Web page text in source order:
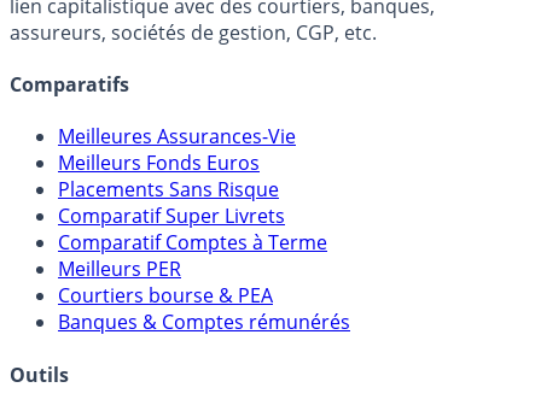
lien capitalistique avec des courtiers, banques,
assureurs, sociétés de gestion, CGP, etc.
Comparatifs
Meilleures Assurances-Vie
Meilleurs Fonds Euros
Placements Sans Risque
Comparatif Super Livrets
Comparatif Comptes à Terme
Meilleurs PER
Courtiers bourse & PEA
Banques & Comptes rémunérés
Outils